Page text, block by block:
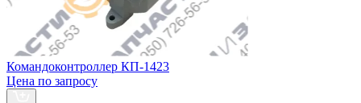
Командоконтроллер КП-1423
Цена по запросу